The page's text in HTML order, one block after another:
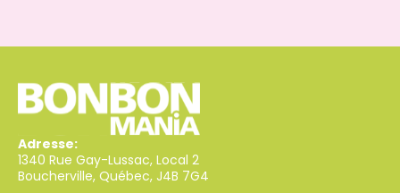
Adresse:
1340 Rue Gay-Lussac, Local 2
Boucherville, Québec, J4B 7G4